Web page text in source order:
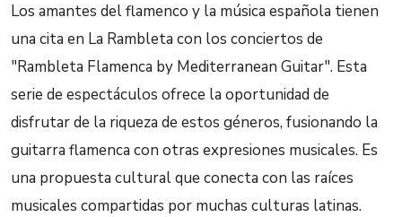
Los amantes del flamenco y la música española tienen
una cita en La Rambleta con los conciertos de
"Rambleta Flamenca by Mediterranean Guitar". Esta
serie de espectáculos ofrece la oportunidad de
disfrutar de la riqueza de estos géneros, fusionando la
guitarra flamenca con otras expresiones musicales. Es
una propuesta cultural que conecta con las raíces
musicales compartidas por muchas culturas latinas.